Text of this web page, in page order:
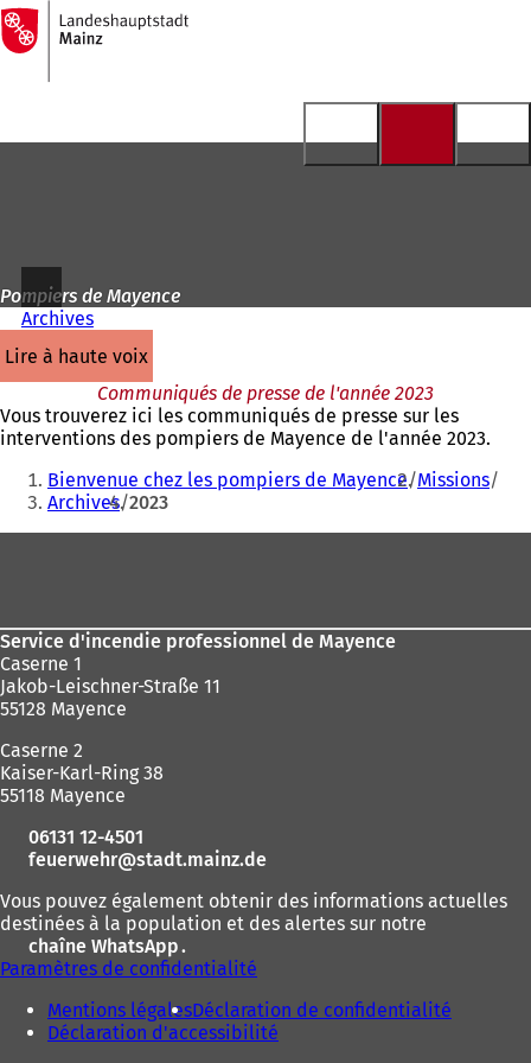
Accéder au contenu
Vers
la
page
d'accueil
Pompiers de Mayence
Archives
lire à haute voix
Communiqués de presse de l'année 2023
Vous trouverez ici les communiqués de presse sur les
interventions des pompiers de Mayence de l'année 2023.
Vous
êtes
ici
Bienvenue chez les pompiers de Mayence Missions
Archives 2023
Service d'incendie professionnel de Mayence
Caserne 1
Jakob-Leischner-Straße 11
55128 Mayence
Caserne 2
Kaiser-Karl-Ring 38
55118 Mayence
06131 12-4501
feuerwehr
stadt.mainz de
Vous pouvez également obtenir des informations actuelles
destinées à la population et des alertes sur notre
chaîne WhatsApp(
S
o
u
.
Paramètres de confidentialité
Mentions légalesDéclaration de confidentialité
Déclaration d'accessibilité